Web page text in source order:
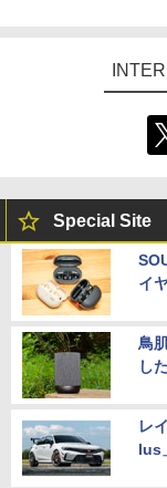
Special Site
イ
鳥
し
レ
lus